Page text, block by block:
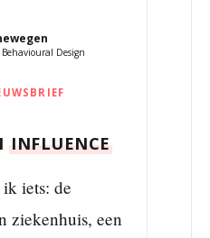
Design
INFLUENCE
iets: de
ziekenhuis, een